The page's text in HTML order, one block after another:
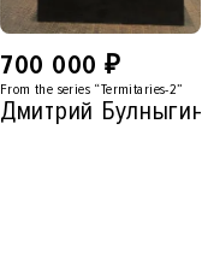
700 000 ₽
From the series “Termitaries-2”
Дмитрий Булныгин